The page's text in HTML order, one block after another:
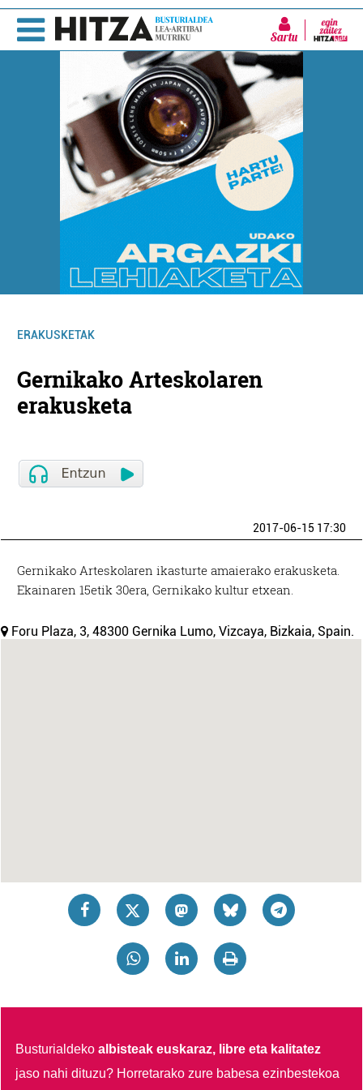
Sartu
ERAKUSKETAK
Gernikako Arteskolaren
erakusketa
2017-06-15 17:30
Gernikako Arteskolaren ikasturte amaierako erakusketa.
Ekainaren 15etik 30era, Gernikako kultur etxean.
Foru Plaza, 3, 48300 Gernika Lumo, Vizcaya, Bizkaia, Spain.
Busturialdekoalbisteak euskaraz, libre eta kalitatez
jaso nahi dituzu? Horretarako zure babesa ezinbestekoa